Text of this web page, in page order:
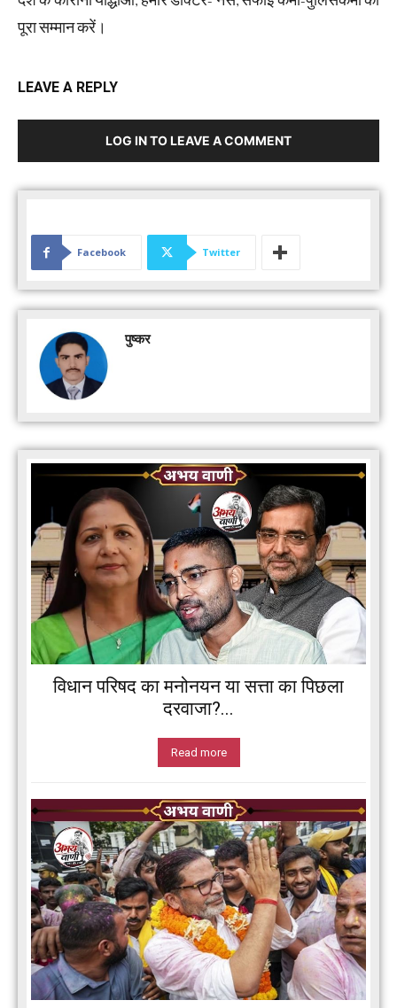
पूरा सम्मान करें।
LEAVE A REPLY
LOG IN TO LEAVE A COMMENT
Facebook Twitter
पुष्कर
विधान परिषद का मनोनयन या सत्ता का पिछला
दरवाजा?...
Read more